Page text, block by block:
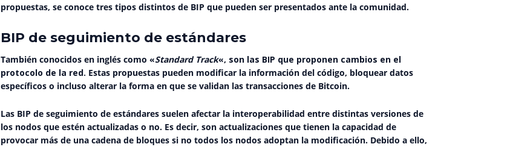
propuestas, se conoce tres tipos distintos de BIP que pueden ser presentados ante la comunidad.
BIP de seguimiento de estándares
También conocidos en inglés como «Standard Track«, son las BIP que proponen cambios en el
protocolo de la red. Estas propuestas pueden modificar la información del código, bloquear datos
específicos o incluso alterar la forma en que se validan las transacciones de Bitcoin.
Las BIP de seguimiento de estándares suelen afectar la interoperabilidad entre distintas versiones de
los nodos que estén actualizadas o no. Es decir, son actualizaciones que tienen la capacidad de
provocar más de una cadena de bloques si no todos los nodos adoptan la modificación. Debido a ello,